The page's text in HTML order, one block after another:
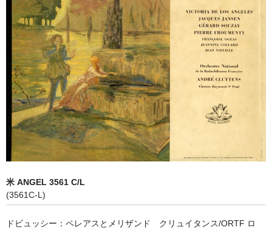
器楽曲
声楽曲
合唱
オペラ
歌曲
古楽曲
CD&BOOK
PICK UP
米 ANGEL 3561 C/L
(3561C-L)
ドビュッシー：ペレアスとメリザンド クリュイタンス/ORTF ロ